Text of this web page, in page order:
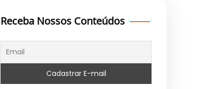
Receba Nossos Conteúdos